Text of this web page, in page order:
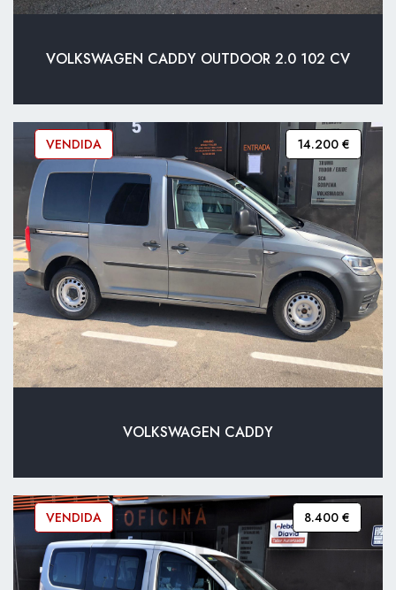
VOLKSWAGEN CADDY OUTDOOR 2.0 102 CV
VOLKSWAGEN CADDY
VENDIDA 14.200 €
VENDIDA 8.400 €